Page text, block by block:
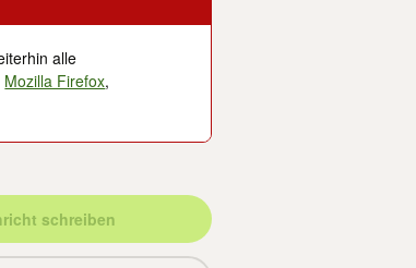
alle
Mozilla Firefox,
schreiben